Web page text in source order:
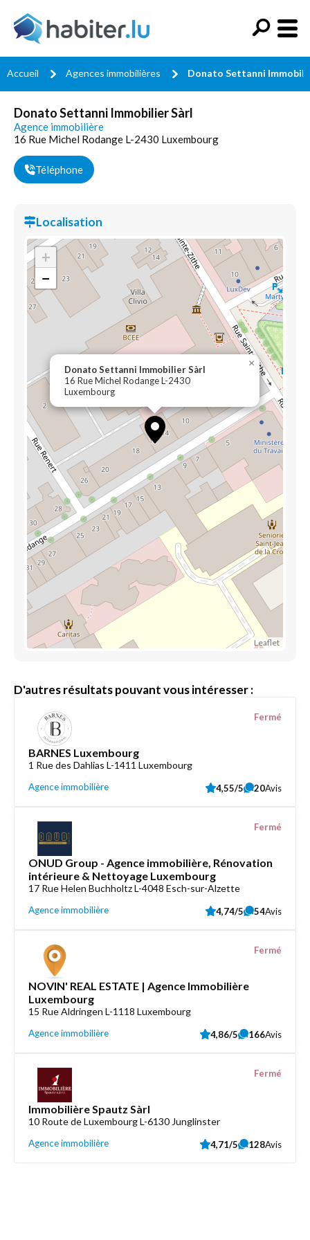
Accueil Agences immobilières Donato Settanni
Donato Settanni Immobilier Sàrl
Agence immobilière
16 Rue Michel Rodange L-2430 Luxembourg
Téléphone
Localisation
Donato Settanni Immobilier Sàrl
16 Rue Michel Rodange L-2430
Luxembourg
×
+
−
Leaflet
D'autres résultats pouvant vous intéresser :
BARNES Luxembourg
1 Rue des Dahlias L-1411 Luxembourg
Agence immobilière
Fermé
4,55/5 20Avis
ONUD Group - Agence immobilière, Rénovation
intérieure & Nettoyage Luxembourg
17 Rue Helen Buchholtz L-4048 Esch-sur-Alzette
Agence immobilière
Fermé
4,74/5 54Avis
NOVIN' REAL ESTATE | Agence Immobilière
Luxembourg
15 Rue Aldringen L-1118 Luxembourg
Agence immobilière
Fermé
4,86/5 166Avis
Immobilière Spautz Sàrl
10 Route de Luxembourg L-6130 Junglinster
Agence immobilière
Fermé
4,71/5 128Avis